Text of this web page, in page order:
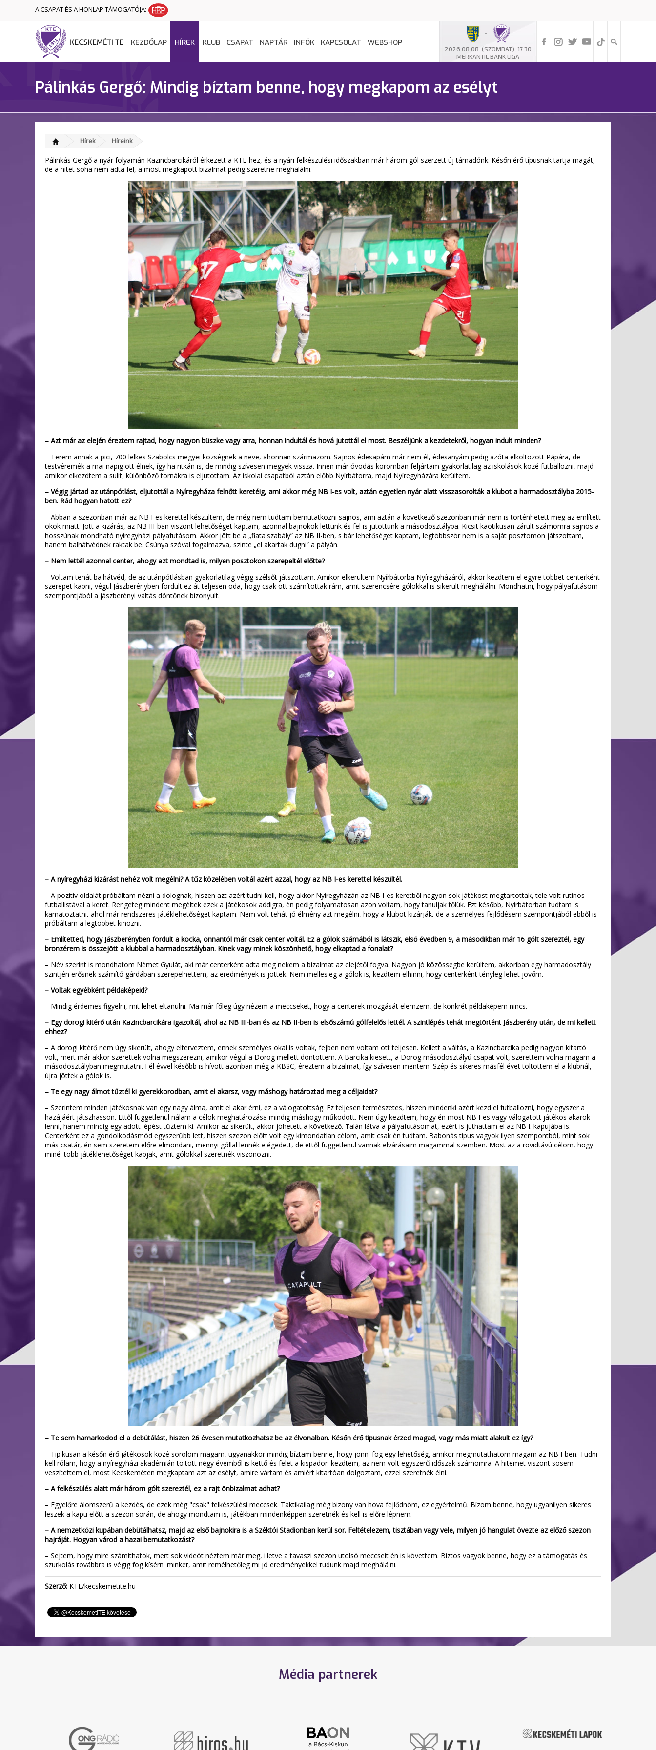
A CSAPAT ÉS A HONLAP TÁMOGATÓJA:
-
2026.08.08. (SZOMBAT), 17:30
MERKANTIL BANK LIGA
KEZDŐLAP HÍREK KLUB CSAPAT NAPTÁR INFÓK KAPCSOLAT WEBSHOP
Pálinkás Gergő: Mindig bíztam benne, hogy megkapom az esélyt
Hírek Híreink
Pálinkás Gergő a nyár folyamán Kazincbarcikáról érkezett a KTE-hez, és a nyári felkészülési időszakban már három gól szerzett új támadónk. Későn érő típusnak tartja magát,
de a hitét soha nem adta fel, a most megkapott bizalmat pedig szeretné meghálálni.
– Azt már az elején éreztem rajtad, hogy nagyon büszke vagy arra, honnan indultál és hová jutottál el most. Beszéljünk a kezdetekről, hogyan indult minden?
– Terem annak a pici, 700 lelkes Szabolcs megyei községnek a neve, ahonnan származom. Sajnos édesapám már nem él, édesanyám pedig azóta elköltözött Pápára, de
testvéremék a mai napig ott élnek, így ha ritkán is, de mindig szívesen megyek vissza. Innen már óvodás koromban feljártam gyakorlatilag az iskolások közé futballozni, majd
amikor elkezdtem a sulit, különböző tornákra is eljutottam. Az iskolai csapatból aztán előbb Nyírbátorra, majd Nyíregyházára kerültem.
– Végig jártad az utánpótlást, eljutottál a Nyíregyháza felnőtt keretéig, ami akkor még NB I-es volt, aztán egyetlen nyár alatt visszasorolták a klubot a harmadosztályba 2015-
ben. Rád hogyan hatott ez?
– Abban a szezonban már az NB I-es kerettel készültem, de még nem tudtam bemutatkozni sajnos, ami aztán a következő szezonban már nem is történhetett meg az említett
okok miatt. Jött a kizárás, az NB III-ban viszont lehetőséget kaptam, azonnal bajnokok lettünk és fel is jutottunk a másodosztályba. Kicsit kaotikusan zárult számomra sajnos a
hosszúnak mondható nyíregyházi pályafutásom. Akkor jött be a „fiatalszabály” az NB II-ben, s bár lehetőséget kaptam, legtöbbször nem is a saját posztomon játszottam,
hanem balhátvédnek raktak be. Csúnya szóval fogalmazva, szinte „el akartak dugni” a pályán.
– Nem lettél azonnal center, ahogy azt mondtad is, milyen posztokon szerepeltél előtte?
– Voltam tehát balhátvéd, de az utánpótlásban gyakorlatilag végig szélsőt játszottam. Amikor elkerültem Nyírbátorba Nyíregyházáról, akkor kezdtem el egyre többet centerként
szerepet kapni, végül Jászberényben fordult ez át teljesen oda, hogy csak ott számítottak rám, amit szerencsére gólokkal is sikerült meghálálni. Mondhatni, hogy pályafutásom
szempontjából a jászberényi váltás döntőnek bizonyult.
– A nyíregyházi kizárást nehéz volt megélni? A tűz közelében voltál azért azzal, hogy az NB I-es kerettel készültél.
– A pozitív oldalát próbáltam nézni a dolognak, hiszen azt azért tudni kell, hogy akkor Nyíregyházán az NB I-es keretből nagyon sok játékost megtartottak, tele volt rutinos
futballistával a keret. Rengeteg mindent megéltek ezek a játékosok addigra, én pedig folyamatosan azon voltam, hogy tanuljak tőlük. Ezt később, Nyírbátorban tudtam is
kamatoztatni, ahol már rendszeres játéklehetőséget kaptam. Nem volt tehát jó élmény azt megélni, hogy a klubot kizárják, de a személyes fejlődésem szempontjából ebből is
próbáltam a legtöbbet kihozni.
– Említetted, hogy Jászberényben fordult a kocka, onnantól már csak center voltál. Ez a gólok számából is látszik, első évedben 9, a másodikban már 16 gólt szereztél, egy
bronzérem is összejött a klubbal a harmadosztályban. Kinek vagy minek köszönhető, hogy elkaptad a fonalat?
– Név szerint is mondhatom Német Gyulát, aki már centerként adta meg nekem a bizalmat az elejétől fogva. Nagyon jó közösségbe kerültem, akkoriban egy harmadosztály
szintjén erősnek számító gárdában szerepelhettem, az eredmények is jöttek. Nem mellesleg a gólok is, kezdtem elhinni, hogy centerként tényleg lehet jövőm.
– Voltak egyébként példaképeid?
– Mindig érdemes figyelni, mit lehet eltanulni. Ma már főleg úgy nézem a meccseket, hogy a centerek mozgását elemzem, de konkrét példaképem nincs.
– Egy dorogi kitérő után Kazincbarcikára igazoltál, ahol az NB III-ban és az NB II-ben is elsőszámú gólfelelős lettél. A szintlépés tehát megtörtént Jászberény után, de mi kellett
ehhez?
– A dorogi kitérő nem úgy sikerült, ahogy elterveztem, ennek személyes okai is voltak, fejben nem voltam ott teljesen. Kellett a váltás, a Kazincbarcika pedig nagyon kitartó
volt, mert már akkor szerettek volna megszerezni, amikor végül a Dorog mellett döntöttem. A Barcika kiesett, a Dorog másodosztályú csapat volt, szerettem volna magam a
másodosztályban megmutatni. Fél évvel később is hívott azonban még a KBSC, éreztem a bizalmat, így szívesen mentem. Szép és sikeres másfél évet töltöttem el a klubnál,
újra jöttek a gólok is.
– Te egy nagy álmot tűztél ki gyerekkorodban, amit el akarsz, vagy máshogy határoztad meg a céljaidat?
– Szerintem minden játékosnak van egy nagy álma, amit el akar érni, ez a válogatottság. Ez teljesen természetes, hiszen mindenki azért kezd el futballozni, hogy egyszer a
hazájáért játszhasson. Ettől függetlenül nálam a célok meghatározása mindig máshogy működött. Nem úgy kezdtem, hogy én most NB I-es vagy válogatott játékos akarok
lenni, hanem mindig egy adott lépést tűztem ki. Amikor az sikerült, akkor jöhetett a következő. Talán látva a pályafutásomat, ezért is juthattam el az NB I. kapujába is.
Centerként ez a gondolkodásmód egyszerűbb lett, hiszen szezon előtt volt egy kimondatlan célom, amit csak én tudtam. Babonás típus vagyok ilyen szempontból, mint sok
más csatár, én sem szeretem előre elmondani, mennyi góllal lennék elégedett, de ettől függetlenül vannak elvárásaim magammal szemben. Most az a rövidtávú célom, hogy
minél több játéklehetőséget kapjak, amit gólokkal szeretnék viszonozni.
– Te sem hamarkodod el a debütálást, hiszen 26 évesen mutatkozhatsz be az élvonalban. Későn érő típusnak érzed magad, vagy más miatt alakult ez így?
– Tipikusan a későn érő játékosok közé sorolom magam, ugyanakkor mindig bíztam benne, hogy jönni fog egy lehetőség, amikor megmutathatom magam az NB I-ben. Tudni
kell rólam, hogy a nyíregyházi akadémián töltött négy évemből is kettő és felet a kispadon kezdtem, az nem volt egyszerű időszak számomra. A hitemet viszont sosem
veszítettem el, most Kecskeméten megkaptam azt az esélyt, amire vártam és amiért kitartóan dolgoztam, ezzel szeretnék élni.
– A felkészülés alatt már három gólt szereztél, ez a rajt önbizalmat adhat?
– Egyelőre álomszerű a kezdés, de ezek még "csak" felkészülési meccsek. Taktikailag még bizony van hova fejlődnöm, ez egyértelmű. Bízom benne, hogy ugyanilyen sikeres
leszek a kapu előtt a szezon során, de ahogy mondtam is, játékban mindenképpen szeretnék és kell is előre lépnem.
– A nemzetközi kupában debütálhatsz, majd az első bajnokira is a Széktói Stadionban kerül sor. Feltételezem, tisztában vagy vele, milyen jó hangulat övezte az előző szezon
hajráját. Hogyan várod a hazai bemutatkozást?
– Sejtem, hogy mire számíthatok, mert sok videót néztem már meg, illetve a tavaszi szezon utolsó meccseit én is követtem. Biztos vagyok benne, hogy ez a támogatás és
szurkolás továbbra is végig fog kísérni minket, amit remélhetőleg mi jó eredményekkel tudunk majd meghálálni.
Szerző: KTE/kecskemetite.hu
Média partnerek